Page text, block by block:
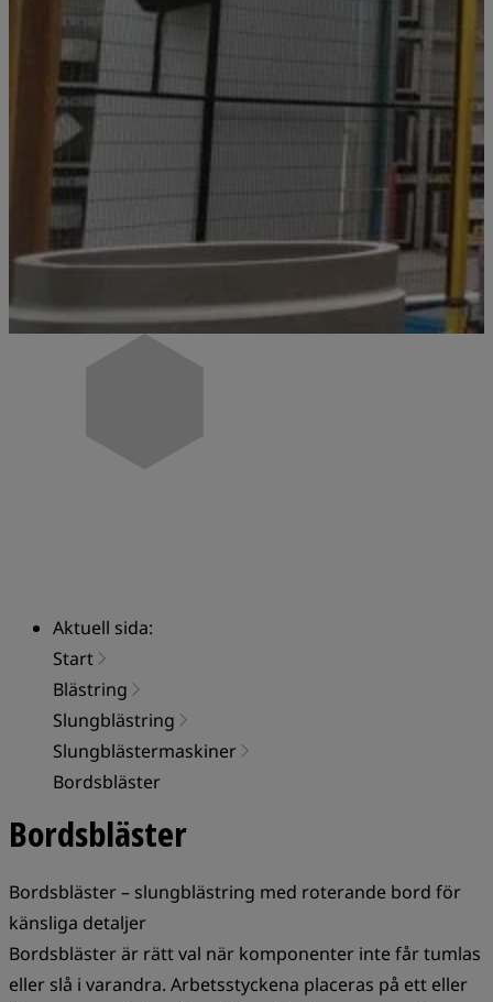
Aktuell sida:
Start
Blästring
Slungblästring
Slungblästermaskiner
Bordsbläster
Bordsbläster
Bordsbläster – slungblästring med roterande bord för
känsliga detaljer
Bordsbläster är rätt val när komponenter inte får tumlas
eller slå i varandra. Arbetsstyckena placeras på ett eller